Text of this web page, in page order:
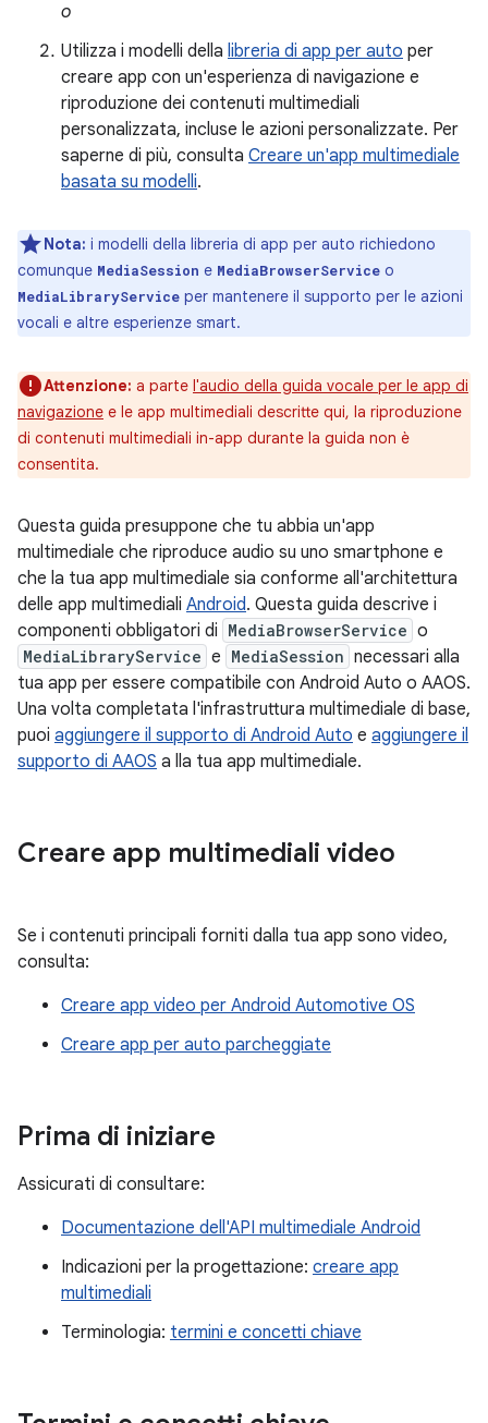
o
Utilizza i modelli della libreria di app per auto per
creare app con un'esperienza di navigazione e
riproduzione dei contenuti multimediali
personalizzata, incluse le azioni personalizzate. Per
saperne di più, consulta Creare un'app multimediale
basata su modelli.
Nota: i modelli della libreria di app per auto richiedono
comunque MediaSession e MediaBrowserService o
MediaLibraryService per mantenere il supporto per le azioni
vocali e altre esperienze smart.
Attenzione: a parte l'audio della guida vocale per le app di
navigazione e le app multimediali descritte qui, la riproduzione
di contenuti multimediali in-app durante la guida non è
consentita.
Questa guida presuppone che tu abbia un'app
multimediale che riproduce audio su uno smartphone e
che la tua app multimediale sia conforme all'architettura
delle app multimediali Android. Questa guida descrive i
componenti obbligatori di MediaBrowserService o
MediaLibraryService e MediaSession necessari alla
tua app per essere compatibile con Android Auto o AAOS.
Una volta completata l'infrastruttura multimediale di base,
puoi aggiungere il supporto di Android Auto e aggiungere il
supporto di AAOS a lla tua app multimediale.
Creare app multimediali video
Se i contenuti principali forniti dalla tua app sono video,
consulta:
Creare app video per Android Automotive OS
Creare app per auto parcheggiate
Prima di iniziare
Assicurati di consultare:
Documentazione dell'API multimediale Android
Indicazioni per la progettazione: creare app
multimediali
Terminologia: termini e concetti chiave